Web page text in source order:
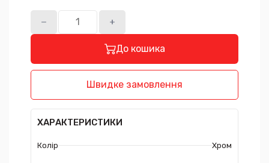
До кошика
Швидке замовлення
ХАРАКТЕРИСТИКИ
Колір Хром